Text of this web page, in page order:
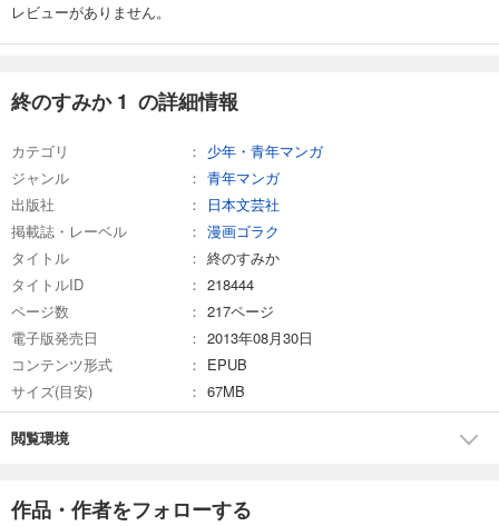
レビューがありません。
終のすみか 1 の詳細情報
カテゴリ
少年・青年マンガ
ジャンル
青年マンガ
出版社
日本文芸社
掲載誌・レーベル
漫画ゴラク
タイトル
終のすみか
タイトルID
218444
ページ数
217ページ
電子版発売日
2013年08月30日
コンテンツ形式
EPUB
サイズ(目安)
67MB
閲覧環境
作品・作者をフォローする